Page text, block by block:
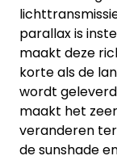
parallax is
maakt deze
korte als de
wordt
maakt het
veranderen
de sunshade